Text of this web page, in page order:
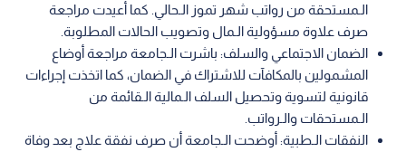
الـمستحقة من رواتب شهر تموز الـحالي. كما أعيدت مراجعة
صرف علاوة مسؤولية الـمال وتصويب الحالات المطلوبة.
الضمان الاجتماعي والسلف: باشرت الـجامعة مراجعة أوضاع
المشمولين بالمكافآت للاشتراك في الضمان، كما اتخذت إجراءات
قانونية لتسوية وتحصيل السلف الـمالية الـقائمة من
الـمستحقات والـرواتب.
النفقات الـطبية: أوضحت الـجامعة أن صرف نفقة علاج بعد وفاة